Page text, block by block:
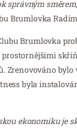
správným
Brumlovka
Brumlovka
prostornějšími
Zrenovováno
byla
ekonomiku je